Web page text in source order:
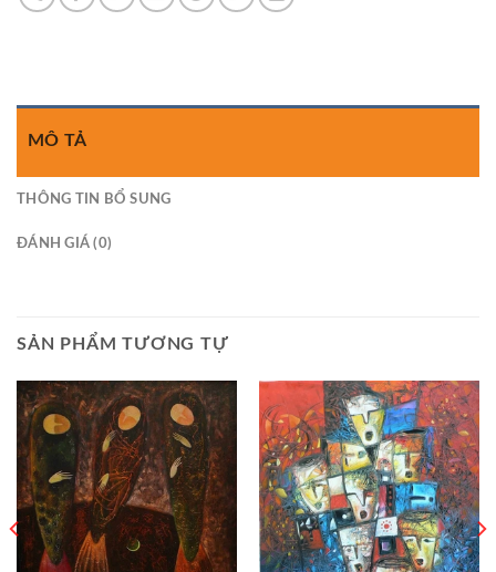
MÔ TẢ
THÔNG TIN BỔ SUNG
ĐÁNH GIÁ (0)
SẢN PHẨM TƯƠNG TỰ